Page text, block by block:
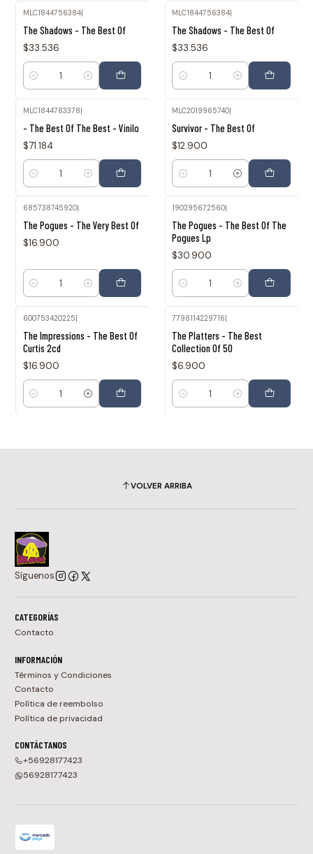
MLC1844756384|
The Shadows - The Best Of
$33.536
Cantidad
MLC1844756384
The Shadows - The Best Of
$33.536
Cantidad
MLC1844783378|
- The Best Of The Best - Vinilo
$71.184
Cantidad
MLC2019965740|
Survivor - The Best Of
$12.900
Cantidad
685738745920|
The Pogues - The Very Best Of
$16.900
Cantidad
190295672560
The Pogues - The Best Of The
Pogues Lp
$30.900
Cantidad
600753420225|
The Impressions - The Best Of
Curtis 2cd
$16.900
Cantidad
7798114229716|
The Platters - The Best
Collection Of 50
$6.900
Cantidad
VOLVER ARRIBA
Síguenos
CATEGORÍAS
Contacto
INFORMACIÓN
Términos y Condiciones
Contacto
Política de reembolso
Política de privacidad
CONTÁCTANOS
+56928177423
56928177423